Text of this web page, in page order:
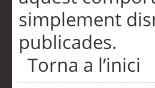
simplement
publicades.
Torna a l’inici